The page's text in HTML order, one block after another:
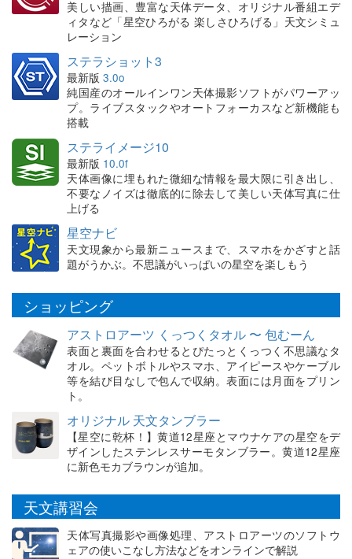
美しい描画、豊富な天体データ、オリジナル番組エデ
ィタなど「星空ひろがる 楽しさひろげる」天文シミュ
レーション
ステラショット3
最新版 3.0o
純国産のオールインワン天体撮影ソフトがパワーアッ
プ。ライブスタックやオートフォーカスなど新機能も
搭載
ステライメージ10
最新版 10.0f
天体画像に埋もれた微細な情報を最大限に引き出し、
不要なノイズは徹底的に除去して美しい天体写真に仕
上げる
星空ナビ
天文現象から最新ニュースまで、スマホをかざすと話
題がうかぶ。不思議がいっぱいの星空を楽しもう
ショッピング
アストロアーツ くっつくタオル 〜 包むーん
表面と裏面を合わせるとぴたっとくっつく不思議なタ
オル。ペットボトルやスマホ、アイピースやケーブル
等を結び目なしで包んで収納。表面には月面をプリン
ト。
オリジナル 天文タンブラー
【星空に乾杯！】黄道12星座とマウナケアの星空をデ
ザインしたステンレスサーモタンブラー。黄道12星座
に新色モカブラウンが追加。
天文講習会
天体写真撮影や画像処理、アストロアーツのソフトウ
ェアの使いこなし方法などをオンラインで解説